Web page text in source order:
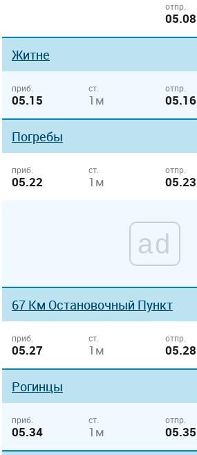
отпр.
05.08
Житне
приб.
05.15
ст.
1м
отпр.
05.16
Погребы
приб.
05.22
ст.
1м
отпр.
05.23
ad
67 Км Остановочный Пункт
приб.
05.27
ст.
1м
отпр.
05.28
Рогинцы
приб.
05.34
ст.
1м
отпр.
05.35